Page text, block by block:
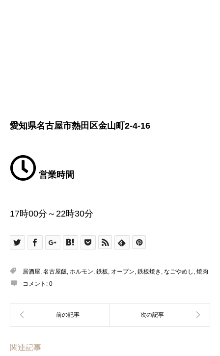
愛知県名古屋市熱田区金山町2-4-16
営業時間
17時00分～22時30分
居酒屋, 名古屋飯, ホルモン, 鉄板, オープン, 鉄板焼き , なごやめし , 焼肉
コメント: 0
関連記事